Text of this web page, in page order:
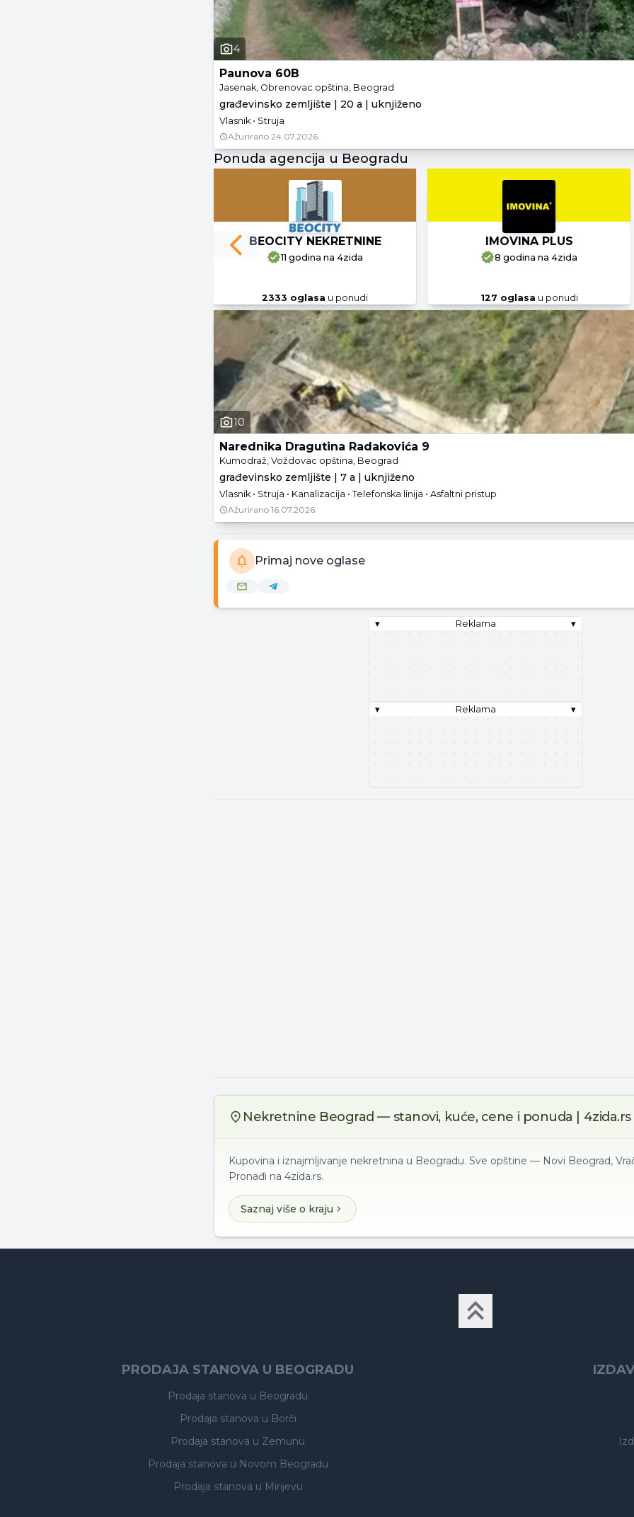
4
Paunova 60B
Jasenak, Obrenovac opština, Beograd
građevinsko zemljište | 20 a | uknjiženo
Vlasnik • Struja
Ažurirano 24.07.2026.
Ponuda agencija u Beogradu
BEOCITY NEKRETNINE
11 godina na 4zida
2333 oglasa u ponudi
IMOVINA PLUS
8 godina na 4zida
127 oglasa u ponudi
Previous slide
10
Narednika Dragutina Radakovića 9
Kumodraž, Voždovac opština, Beograd
građevinsko zemljište | 7 a | uknjiženo
Vlasnik • Struja • Kanalizacija • Telefonska linija • Asfaltni pristup
Ažurirano 16.07.2026.
Primaj nove oglase
▾ Reklama ▾
▾ Reklama ▾
Nekretnine Beograd — stanovi, kuće, cene i ponuda | 4zida.rs
Kupovina i iznajmljivanje nekretnina u Beogradu. Sve opštine — Novi Beograd,
Pronađi na 4zida.rs.
Saznaj više o kraju
PRODAJA STANOVA U BEOGRADU
Prodaja stanova u Beogradu
Prodaja stanova u Borči
Prodaja stanova u Zemunu
Prodaja stanova u Novom Beogradu
Prodaja stanova u Mirijevu